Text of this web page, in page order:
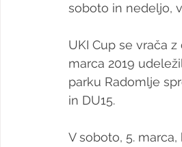
soboto in nedeljo,
UKI Cup se vrača
marca 2019
parku Radomlje
in DU15.
V soboto, 5.